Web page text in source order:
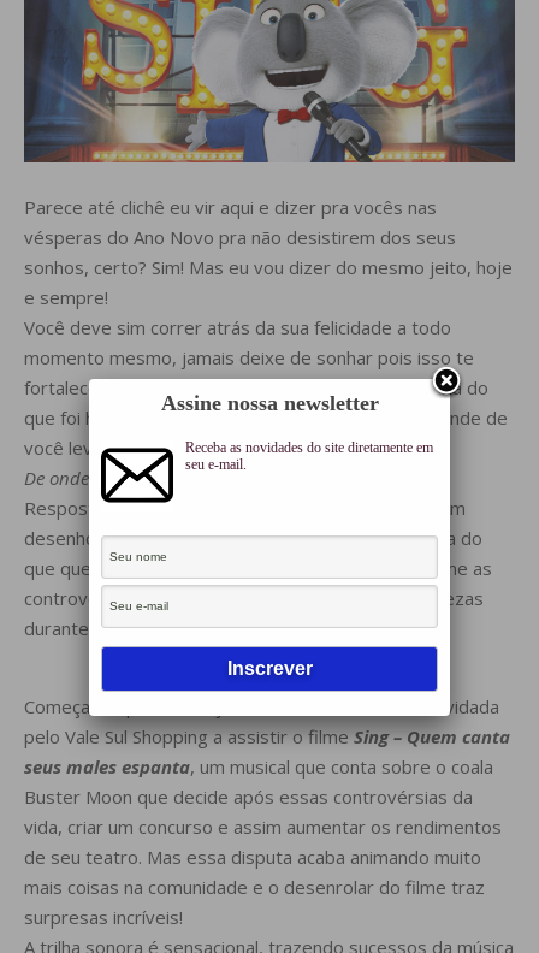
Parece até clichê eu vir aqui e dizer pra vocês nas
vésperas do Ano Novo pra não desistirem dos seus
sonhos, certo? Sim! Mas eu vou dizer do mesmo jeito, hoje
e sempre!
Você deve sim correr atrás da sua felicidade a todo
momento mesmo, jamais deixe de sonhar pois isso te
fortalece, te guia, te impulsiona a ser melhor amanhã do
que foi hoje. Você é protagonista de sua vida, depende de
você levantar e tomar a atitude sempre!
De onde veio tudo isso LetS?
Resposta: de um filme infantil! De ver um bichinho em
desenho animado aos 6 anos de idade ter a certeza do
que queria fazer na vida e, ver ao desenrolar do filme as
controvérsias da vida real trazendo alegrias e tristezas
durante a realização desse sonho.
Começando pelo começo, claro… a familinda foi convidada
pelo Vale Sul Shopping a assistir o filmeSing – Quem canta
seus males espanta, um musical que conta sobre o coala
Buster Moon que decide após essas controvérsias da
vida, criar um concurso e assim aumentar os rendimentos
de seu teatro. Mas essa disputa acaba animando muito
mais coisas na comunidade e o desenrolar do filme traz
surpresas incríveis!
A trilha sonora é sensacional, trazendo sucessos da música
Assine nossa newsletter
Receba as novidades do site diretamente em
seu e-mail.